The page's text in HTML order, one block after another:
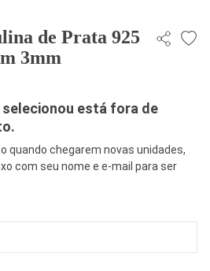
de Prata 925
3mm
está fora de
quando chegarem novas unidades,
com seu nome e e-mail para ser